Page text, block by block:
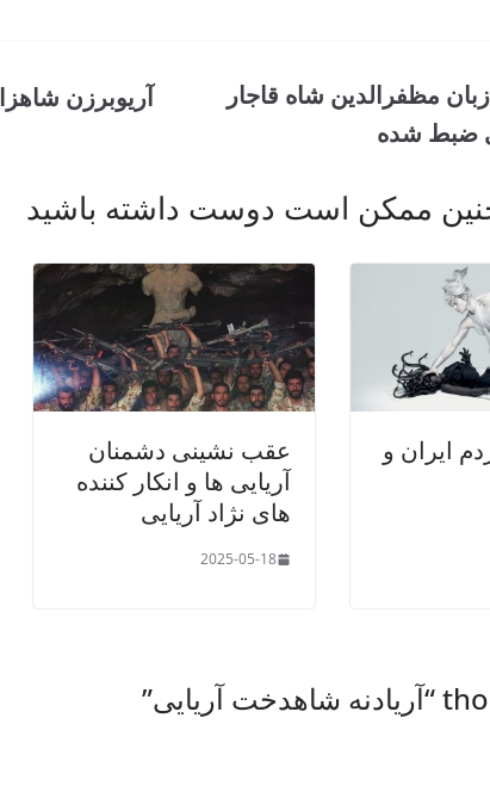
زبان مظفرالدین شاه قاجار
ضبط شده
آریوبرزن
ممکن است دوست داشته باشید
ایران و
عقب نشینی دشمنان
آریایی ها و انکار کننده
های نژاد آریایی
2025-05-18
آریادنه شاهدخت آریایی”